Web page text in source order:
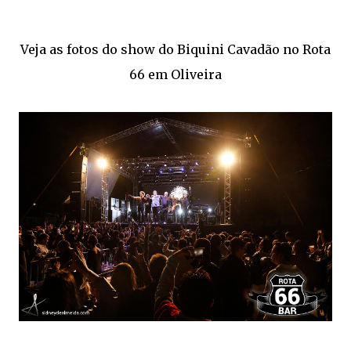
Veja as fotos do show do Biquini Cavadão no Rota
66 em Oliveira